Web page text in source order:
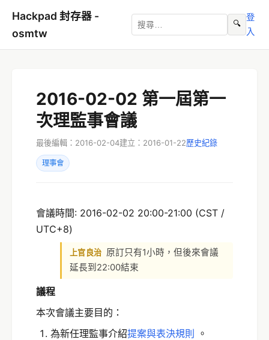
Hackpad 封存器 -
osmtw
🔍
登
入
2016-02-02 第一屆第一
次理監事會議
最後編輯：2016-02-04建立：2016-01-22歷史紀錄
理事會
會議時間: 2016-02-02 20:00-21:00 (CST /
UTC+8)
上官良治 原訂只有1小時，但後來會議
延長到22:00結束
議程
本次會議主要目的：
為新任理監事介紹提案與表決規則 。